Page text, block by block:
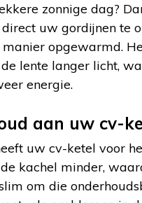
zonnige dag?
direct uw gordijnen
opgewarmd.
lente langer licht,
energie.
aan uw cv-
uw cv-ketel voor
kachel minder,
om die